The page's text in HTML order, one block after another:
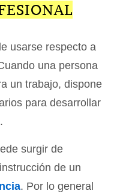
usarse respecto a
una persona
un trabajo, dispone
para desarrollar
surgir de
de un
. Por lo general